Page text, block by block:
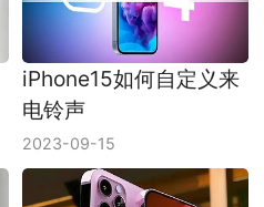
iPhone15如何自定义来
电铃声
2023-09-15